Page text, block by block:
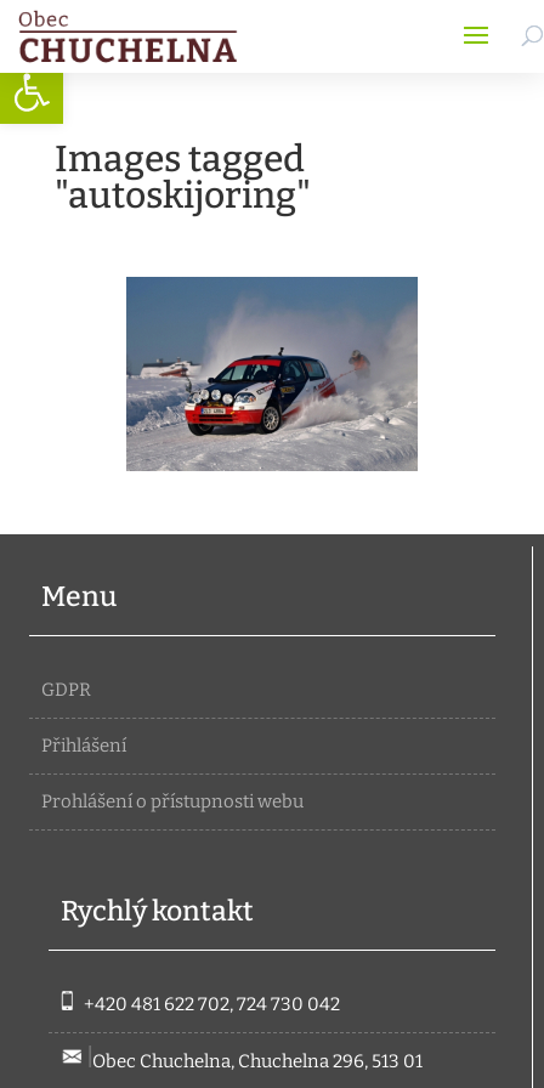
Open toolbar
Images tagged
"autoskijoring"
Menu
GDPR
Přihlášení
Prohlášení o přístupnosti webu
Rychlý kontakt
+420 481 622 702, 724 730 042
Obec Chuchelna, Chuchelna 296, 513 01